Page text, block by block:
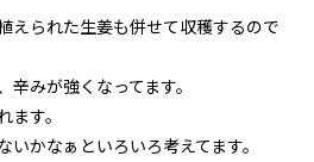
えられた生姜も併せて収穫するので
みが強くなってます。
す。
かなぁといろいろ考えてます。